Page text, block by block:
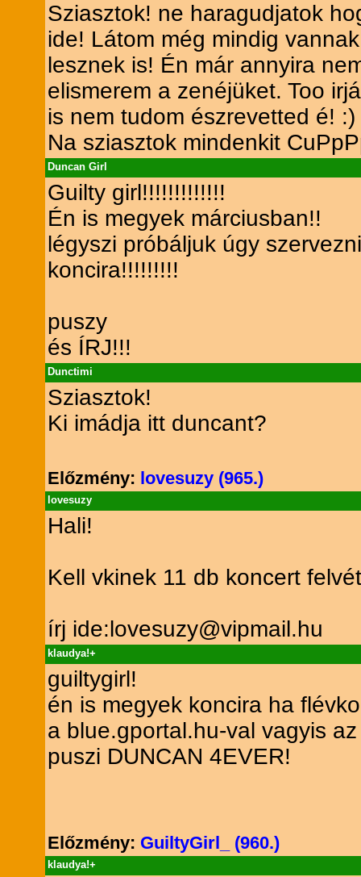
Sziasztok! ne haragudjatok
ide! Látom még mindig
lesznek is! Én már annyira
elismerem a zenéjüket. Too
is nem tudom észrevetted é! :)
Na sziasztok mindenkit
Duncan Girl
Guilty girl!!!!!!!!!!!!!
Én is megyek márciusban!!
légyszi próbáljuk úgy
koncira!!!!!!!!!
puszy
és ÍRJ!!!
Dunctimi
Sziasztok!
Ki imádja itt duncant?
Előzmény: lovesuzy (965.)
lovesuzy
Hali!
Kell vkinek 11 db koncert
írj ide:lovesuzy@vipmail.hu
klaudya!+
guiltygirl!
én is megyek koncira ha
a blue.gportal.hu-val vagyis
puszi DUNCAN 4EVER!
Előzmény: GuiltyGirl_ (960.)
klaudya!+